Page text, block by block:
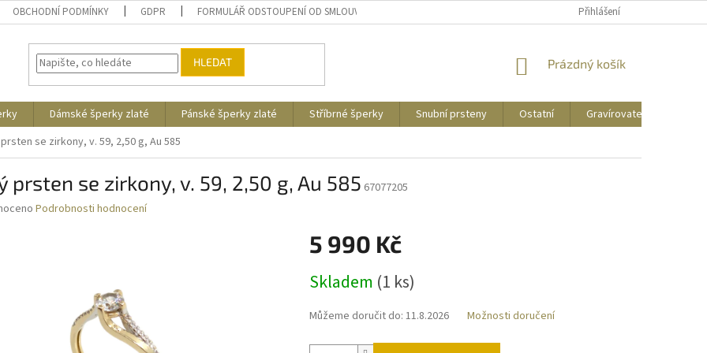
OBCHODNÍ PODMÍNKY GDPR FORMULÁŘ ODSTOUPENÍ OD SMLOUVY CENY DOPRAVYPřihlášení
HLEDAT
NÁKUPNÍ
Prázdný košík
Dámské šperky zlaté Pánské šperky zlaté Stříbrné šperky Snubní prsteny Ostatní Gravírovatelné
se zirkony, v. 59, 2,50 g, Au 585
prsten se zirkony, v. 59, 2,50 g, Au 585 67077205
Podrobnosti hodnocení
5 990 Kč
cena:
Skladem (1 ks)
Můžeme doručit do: 11.8.2026 Možnosti doručení